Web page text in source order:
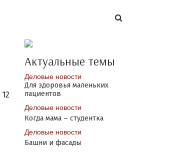
12
Актуальные темы
Деловые новости
Для здоровья маленьких
пациентов
Деловые новости
Когда мама – студентка
Деловые новости
Башни и фасады